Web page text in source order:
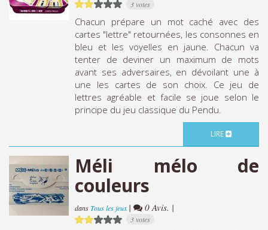
3 votes
Chacun prépare un mot caché avec des
cartes "lettre" retournées, les consonnes en
bleu et les voyelles en jaune. Chacun va
tenter de deviner un maximum de mots
avant ses adversaires, en dévoilant une à
une les cartes de son choix. Ce jeu de
lettres agréable et facile se joue selon le
principe du jeu classique du Pendu.
LIRE
Méli mélo de
couleurs
dansTous les jeux| 0 Avis. |
3 votes